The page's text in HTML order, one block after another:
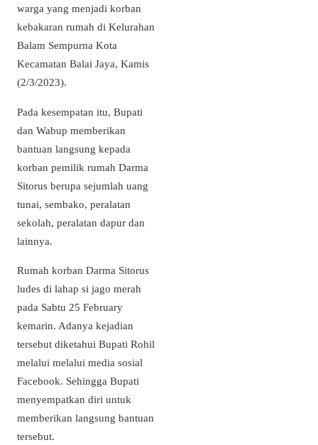
warga yang menjadi korban
kebakaran rumah di Kelurahan
Balam Sempurna Kota
Kecamatan Balai Jaya, Kamis
(2/3/2023).
Pada kesempatan itu, Bupati
dan Wabup memberikan
bantuan langsung kepada
korban pemilik rumah Darma
Sitorus berupa sejumlah uang
tunai, sembako, peralatan
sekolah, peralatan dapur dan
lainnya.
Rumah korban Darma Sitorus
ludes di lahap si jago merah
pada Sabtu 25 February
kemarin. Adanya kejadian
tersebut diketahui Bupati Rohil
melalui melalui media sosial
Facebook. Sehingga Bupati
menyempatkan diri untuk
memberikan langsung bantuan
tersebut.